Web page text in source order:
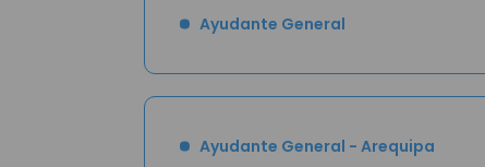
Ayudante General
Ayudante General - Arequipa